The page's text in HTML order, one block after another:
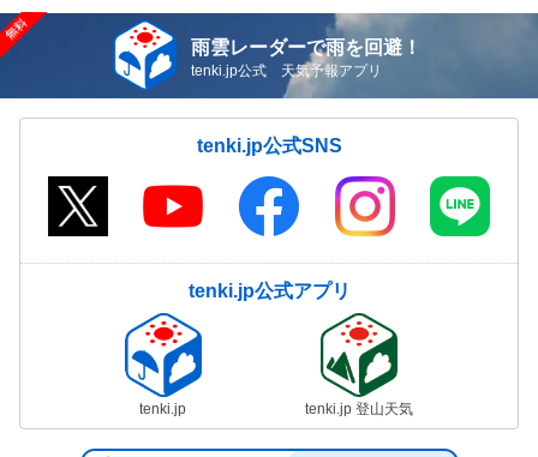
雨雲レーダーで雨を回避！
tenki.jp公式 天気予報アプリ
tenki.jp公式SNS
tenki.jp公式アプリ
tenki.jp tenki.jp 登山天気